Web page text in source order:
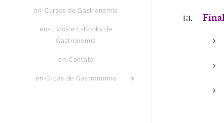
en-Cursos de Gastronomia
en-Livros e E-Books de
Gastronomia
en-Contato
en-Dicas de Gastronomia